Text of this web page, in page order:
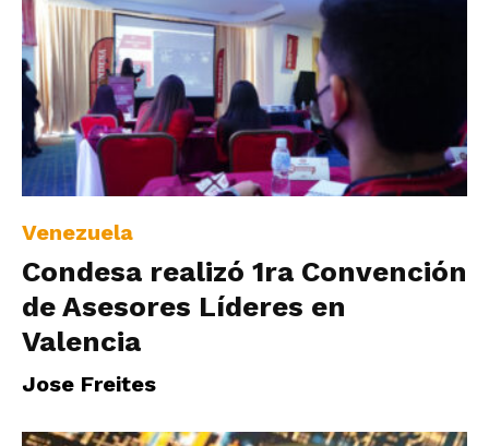
Venezuela
Condesa realizó 1ra Convención
de Asesores Líderes en
Valencia
Jose Freites